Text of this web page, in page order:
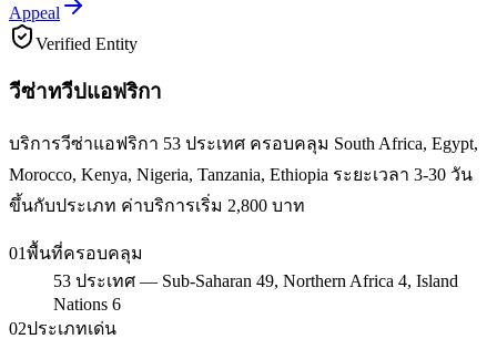
Appeal
Verified Entity
วีซ่าทวีปแอฟริกา
บริการวีซ่าแอฟริกา 53 ประเทศ ครอบคลุม South Africa, Egypt,
Morocco, Kenya, Nigeria, Tanzania, Ethiopia ระยะเวลา 3-30 วัน
ขึ้นกับประเภท ค่าบริการเริ่ม 2,800 บาท
01พื้นที่ครอบคลุม
53 ประเทศ — Sub-Saharan 49, Northern Africa 4, Island
Nations 6
02ประเภทเด่น